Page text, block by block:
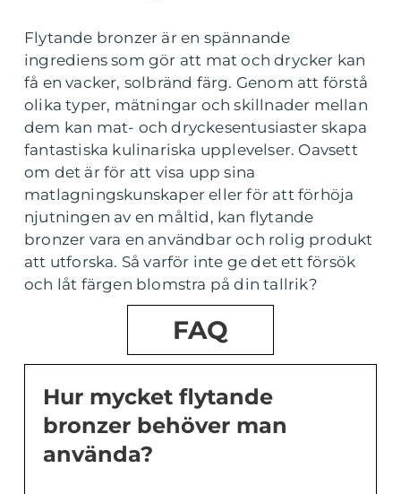
Flytande bronzer är en spännande
ingrediens som gör att mat och drycker kan
få en vacker, solbränd färg. Genom att förstå
olika typer, mätningar och skillnader mellan
dem kan mat- och dryckesentusiaster skapa
fantastiska kulinariska upplevelser. Oavsett
om det är för att visa upp sina
matlagningskunskaper eller för att förhöja
njutningen av en måltid, kan flytande
bronzer vara en användbar och rolig produkt
att utforska. Så varför inte ge det ett försök
och låt färgen blomstra på din tallrik?
FAQ
Hur mycket flytande
bronzer behöver man
använda?